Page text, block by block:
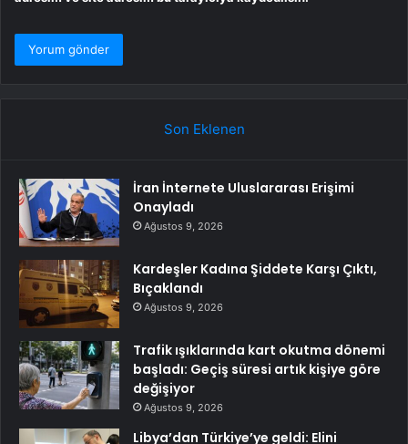
Son Eklenen
İran İnternete Uluslararası Erişimi
Onayladı
Ağustos 9, 2026
Kardeşler Kadına Şiddete Karşı Çıktı,
Bıçaklandı
Ağustos 9, 2026
Trafik ışıklarında kart okutma dönemi
başladı: Geçiş süresi artık kişiye göre
değişiyor
Ağustos 9, 2026
Libya’dan Türkiye’ye geldi: Elini